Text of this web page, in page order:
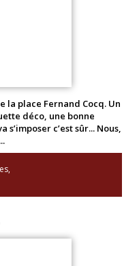
la place Fernand Cocq. Un
déco, une bonne
c’est sûr... Nous,